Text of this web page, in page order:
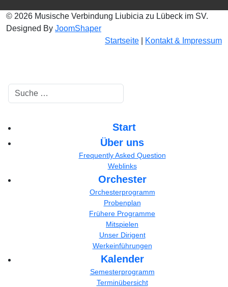
© 2026 Musische Verbindung Liubicia zu Lübeck im SV.
Designed By JoomShaper
Startseite
Kontakt & Impressum
Start
Über uns
Frequently Asked Question
Weblinks
Orchester
Orchesterprogramm
Probenplan
Frühere Programme
Mitspielen
Unser Dirigent
Werkeinführungen
Kalender
Semesterprogramm
Terminübersicht